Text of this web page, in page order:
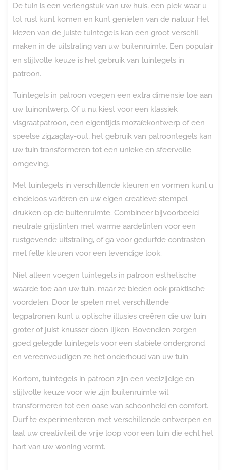
De tuin is een verlengstuk van uw huis, een plek waar u
tot rust kunt komen en kunt genieten van de natuur. Het
kiezen van de juiste tuintegels kan een groot verschil
maken in de uitstraling van uw buitenruimte. Een populair
en stijlvolle keuze is het gebruik van tuintegels in
patroon.
Tuintegels in patroon voegen een extra dimensie toe aan
uw tuinontwerp. Of u nu kiest voor een klassiek
visgraatpatroon, een eigentijds mozaïekontwerp of een
speelse zigzaglay-out, het gebruik van patroontegels kan
uw tuin transformeren tot een unieke en sfeervolle
omgeving.
Met tuintegels in verschillende kleuren en vormen kunt u
eindeloos variëren en uw eigen creatieve stempel
drukken op de buitenruimte. Combineer bijvoorbeeld
neutrale grijstinten met warme aardetinten voor een
rustgevende uitstraling, of ga voor gedurfde contrasten
met felle kleuren voor een levendige look.
Niet alleen voegen tuintegels in patroon esthetische
waarde toe aan uw tuin, maar ze bieden ook praktische
voordelen. Door te spelen met verschillende
legpatronen kunt u optische illusies creëren die uw tuin
groter of juist knusser doen lijken. Bovendien zorgen
goed gelegde tuintegels voor een stabiele ondergrond
en vereenvoudigen ze het onderhoud van uw tuin.
Kortom, tuintegels in patroon zijn een veelzijdige en
stijlvolle keuze voor wie zijn buitenruimte wil
transformeren tot een oase van schoonheid en comfort.
Durf te experimenteren met verschillende ontwerpen en
laat uw creativiteit de vrije loop voor een tuin die echt het
hart van uw woning vormt.